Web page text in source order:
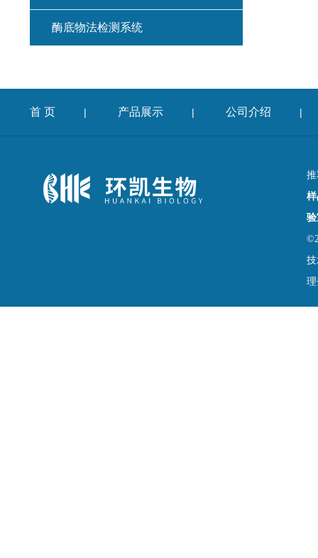
酶底物法检测系统
首 页 | 产品展示 | 公司介绍 |